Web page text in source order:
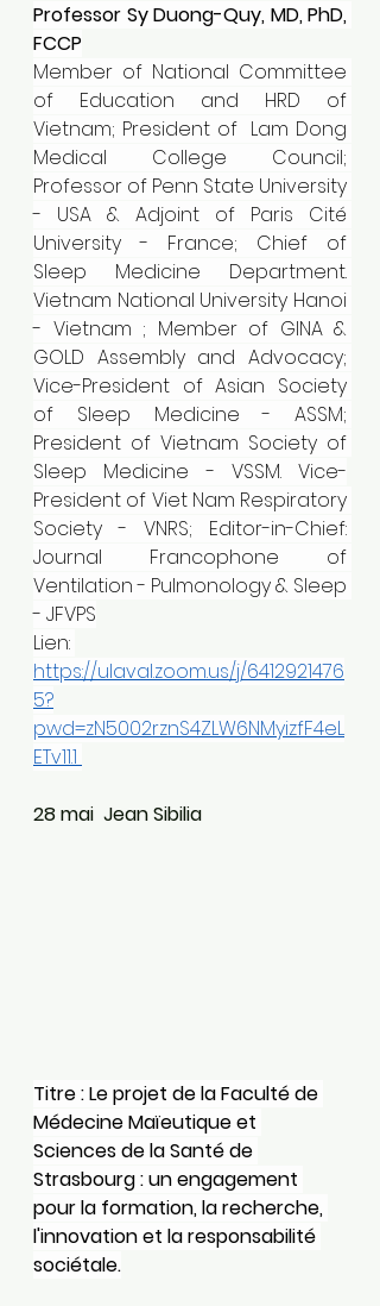
Professor Sy Duong-Quy, MD, PhD,
FCCP
Member of National Committee
of Education and HRD of
Vietnam; President of  Lam Dong
Medical College Council;
Professor of Penn State University
- USA & Adjoint of Paris Cité
University - France; Chief of
Sleep Medicine Department.
Vietnam National University Hanoi
- Vietnam ; Member of GINA &
GOLD Assembly and Advocacy;
Vice-President of Asian Society
of Sleep Medicine - ASSM;
President of Vietnam Society of
Sleep Medicine - VSSM. Vice-
President of Viet Nam Respiratory
Society - VNRS; Editor-in-Chief:
Journal Francophone of
Ventilation - Pulmonology & Sleep
- JFVPS
Lien:
https://ulaval.zoom.us/j/6412921476
5?
pwd=zN5002rznS4ZLW6NMyizfF4eL
ETv11.1
28 mai  Jean Sibilia
Titre : Le projet de la Faculté de
Médecine Maïeutique et
Sciences de la Santé de
Strasbourg : un engagement
pour la formation, la recherche,
l'innovation et la responsabilité
sociétale.